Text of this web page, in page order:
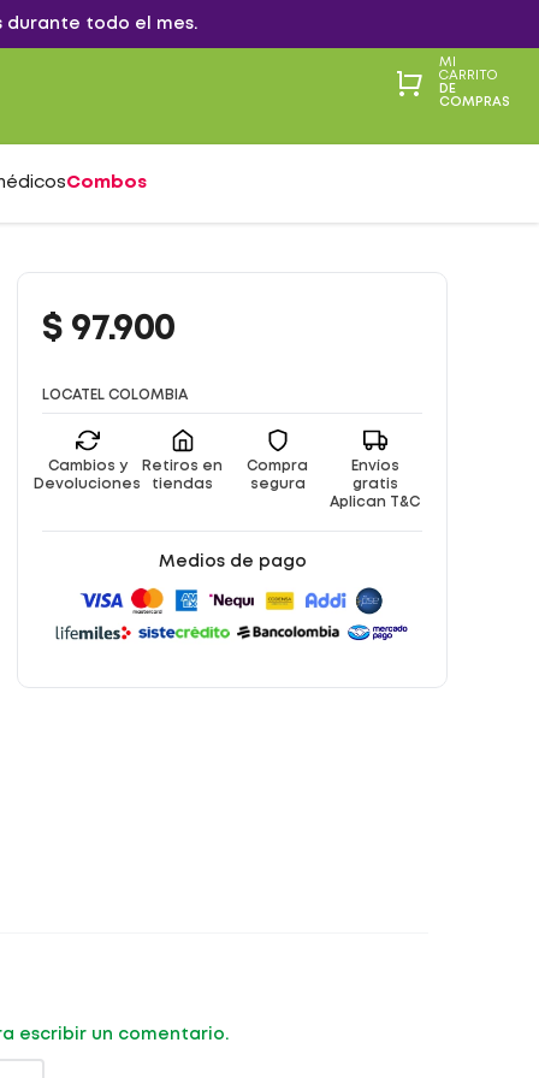
durante todo el mes.
MI
CARRITO
DE
COMPRAS
Combos
$ 97.900
LOCATEL COLOMBIA
Cambios y
Devoluciones
Retiros en
tiendas
Compra
segura
Envíos
gratis
Aplican T&C
Medios de pago
escribir un comentario.